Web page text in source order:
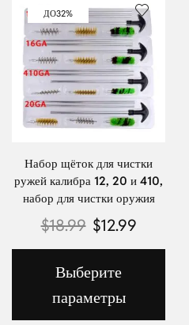
ДО32%
Набор щёток для чистки
ружей калибра 12, 20 и 410,
набор для чистки оружия
$18.99 $12.99
Выберите
параметры